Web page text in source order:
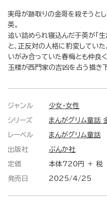
実母が跡取りの金哥を殺そうと
英。
追い詰められ寝込んだ于英が「
と、正反対の人格に豹変していた
いがみ合っていた春梅とも仲良
玉楼が西門家の吉凶を占う描き
ジャンル 少女・女性
シリーズ まんがグリム童話
レーベル まんがグリム童話
出版社 ぶんか社
定価 本体720円 ＋ 税
発売日 2025/4/25